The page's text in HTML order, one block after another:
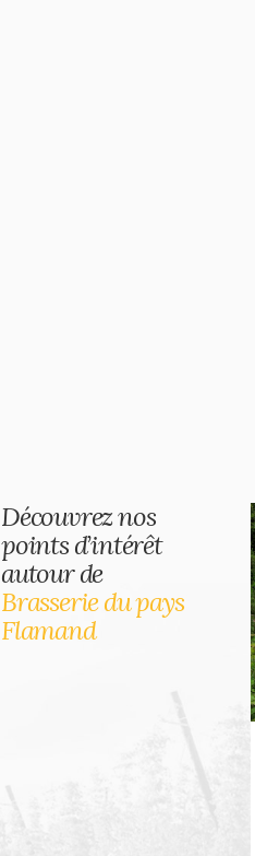
Découvrez nos
points d’intérêt
autour de
Brasserie du pays
Flamand